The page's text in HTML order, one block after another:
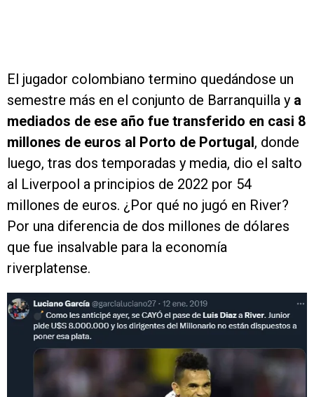
El jugador colombiano termino quedándose un
semestre más en el conjunto de Barranquilla y a
mediados de ese año fue transferido en casi 8
millones de euros al Porto de Portugal , donde
luego, tras dos temporadas y media, dio el salto
al Liverpool a principios de 2022 por 54
millones de euros. ¿Por qué no jugó en River?
Por una diferencia de dos millones de dólares
que fue insalvable para la economía
riverplatense.